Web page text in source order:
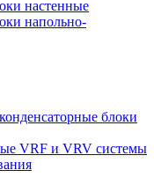
настенные
напольно-
блоки
VRF и VRV системы